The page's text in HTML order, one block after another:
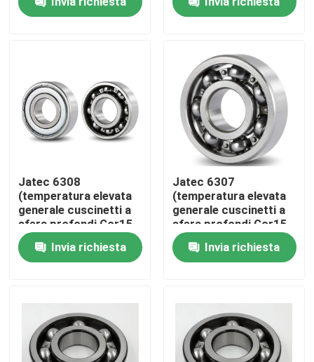
Chi siamo
Giro della fabbrica
Controllo di qualità
Contattaci
Notizia
Cuscinetto a rulli industriale
scanalatura del
motore)
Jatec 6308
(temperatura elevata
generale cuscinetti a
sfera profondi Gcr15
40×90×23 della
scanalatura del
motore)
Invia richiesta
Jatec 6307
(temperatura elevata
generale cuscinetti a
sfera profondi Gcr15
35×80×21 della
scanalatura del
motore)
Invia richiesta